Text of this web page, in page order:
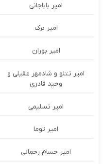
امیر باباجانی
امیر برک
امیر بوران
امیر تتلو و شادمهر عقیلی و
وحید قادری
امیر تسلیمی
امیر توما
امیر حسام رحمانی